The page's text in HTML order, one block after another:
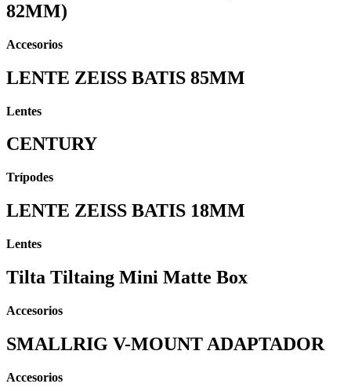
82MM)
Accesorios
LENTE ZEISS BATIS 85MM
Lentes
CENTURY
Trípodes
LENTE ZEISS BATIS 18MM
Lentes
Tilta Tiltaing Mini Matte Box
Accesorios
SMALLRIG V-MOUNT ADAPTADOR
Accesorios